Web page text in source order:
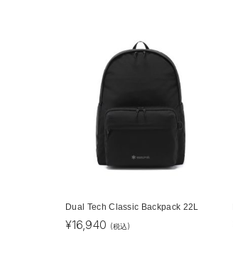
Dual Tech Classic Backpack 22L
¥16,940 (税込)